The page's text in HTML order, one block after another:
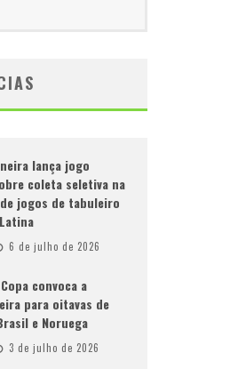
lança jogo
coleta seletiva na
jogos de tabuleiro
6 de julho de 2026
convoca a
para oitavas de
e Noruega
3 de julho de 2026